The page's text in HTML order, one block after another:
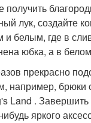
получить
лук, создайте
и белым, где в
юбка, а в
прекрасно
например, брюки
Land .
яркого